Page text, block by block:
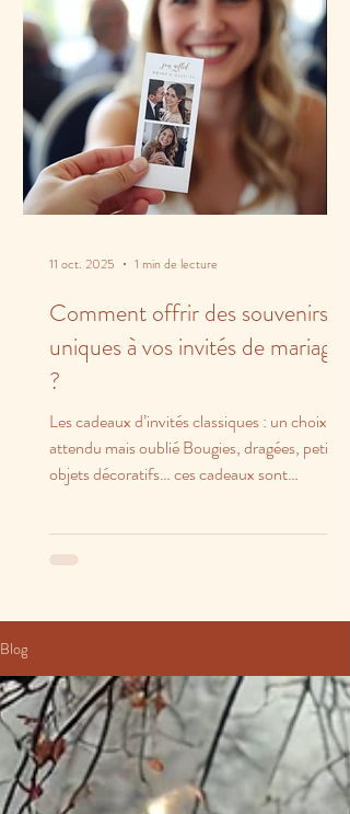
Comment offrir des souvenirs
uniques à vos invités de mariage
?
Les cadeaux d’invités classiques : un choix
attendu mais oublié Bougies, dragées, petits
objets décoratifs… ces cadeaux sont
11 oct. 2025 1 min de lecture
Blog